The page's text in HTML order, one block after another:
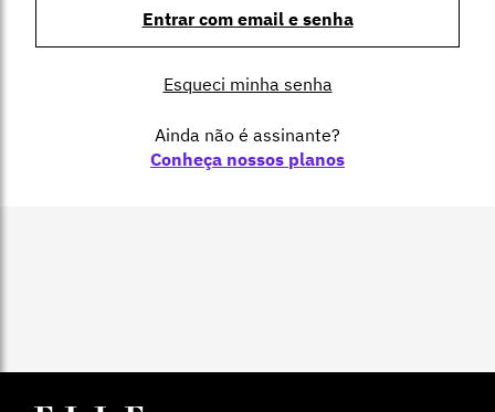
Entrar com email e senha
Esqueci minha senha
Ainda não é assinante?
Conheça nossos planos